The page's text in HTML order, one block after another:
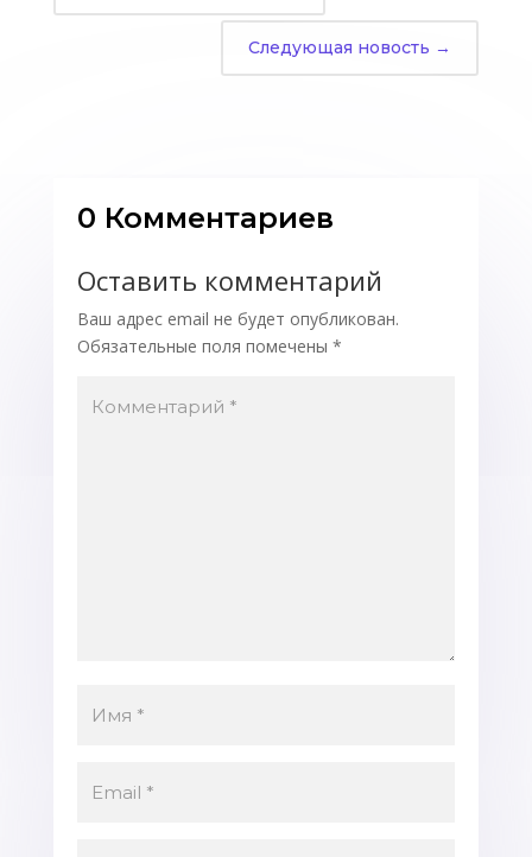
Следующая новость →
0 Комментариев
Оставить комментарий
Ваш адрес email не будет опубликован.
Обязательные поля помечены *